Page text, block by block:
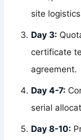
site
Day 3:
certificate
agreement.
Day 4-7:
serial
Day 8-10: